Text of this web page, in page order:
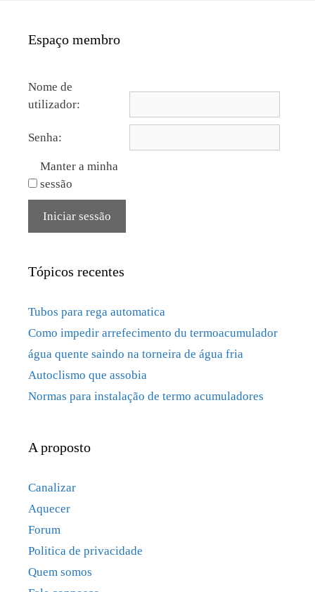
Espaço membro
Nome de
utilizador:
Senha:
Manter a minha
sessão
Iniciar sessão
Tópicos recentes
Tubos para rega automatica
Como impedir arrefecimento du termoacumulador
água quente saindo na torneira de água fria
Autoclismo que assobia
Normas para instalação de termo acumuladores
A proposto
Canalizar
Aquecer
Forum
Politica de privacidade
Quem somos